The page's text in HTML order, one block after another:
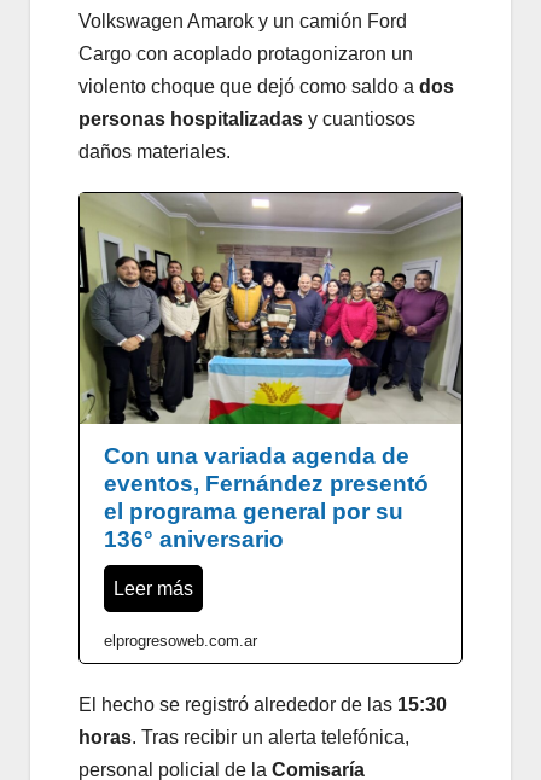
Volkswagen Amarok y un camión Ford
Cargo con acoplado protagonizaron un
violento choque que dejó como saldo a dos
personas hospitalizadas y cuantiosos
daños materiales.
Con una variada agenda de
eventos, Fernández presentó
el programa general por su
136° aniversario
Leer más
elprogresoweb.com.ar
El hecho se registró alrededor de las 15:30
horas. Tras recibir un alerta telefónica,
personal policial de la Comisaría